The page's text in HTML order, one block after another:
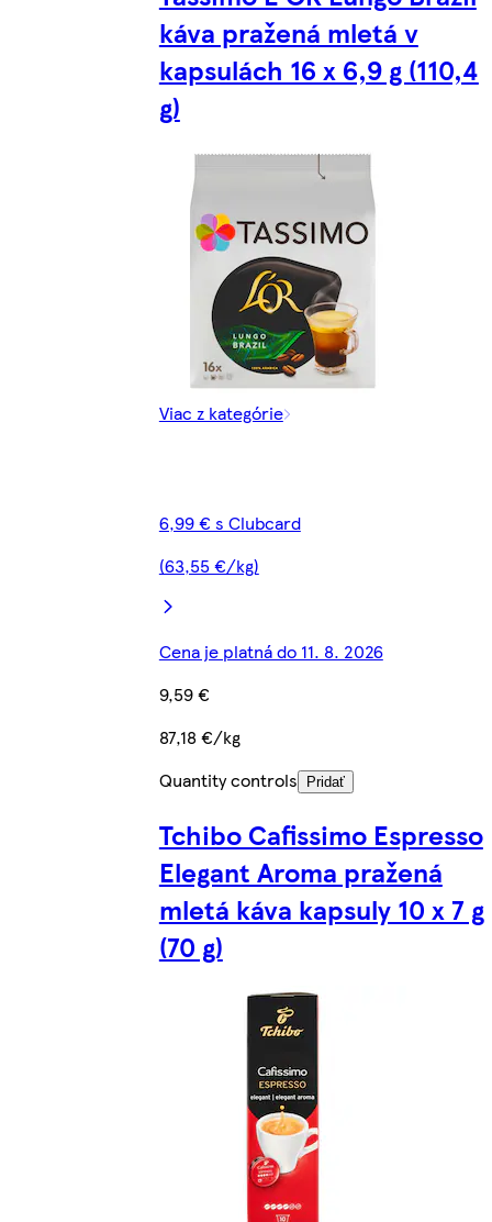
káva pražená mletá v
kapsulách 16 x 6,9 g (110,4
g)
Viac z kategórie
6,99 € s Clubcard
(63,55 €/kg)
Cena je platná do 11. 8. 2026
9,59 €
87,18 €/kg
Quantity controls
Pridať
Tchibo Cafissimo Espresso
Elegant Aroma pražená
mletá káva kapsuly 10 x 7 g
(70 g)